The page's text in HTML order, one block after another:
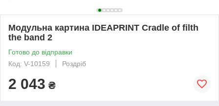
Модульна картина IDEAPRINT Cradle of filth
the band 2
Готово до відправки
Код: V-10159
Роздріб
2 043 ₴